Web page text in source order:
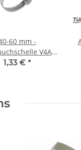
60 mm -
V4A
Edelstahl B:9
1,33 € *